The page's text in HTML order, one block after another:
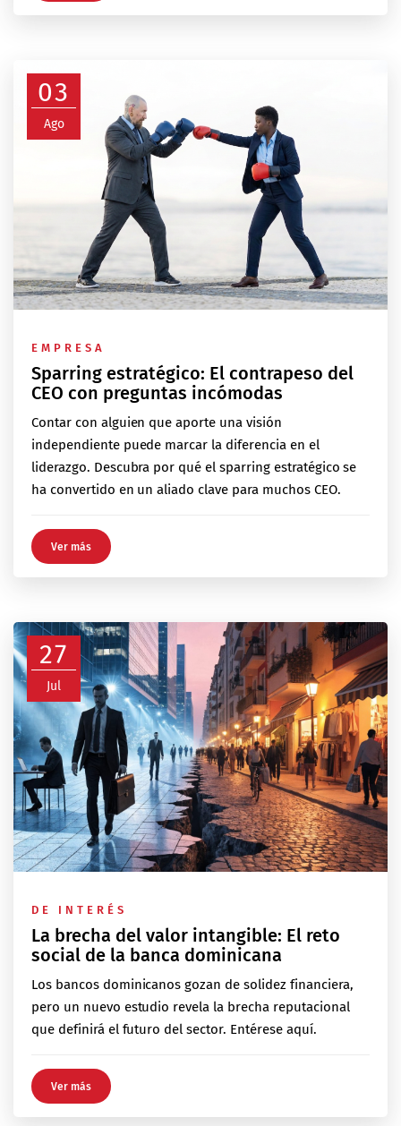
03
Ago
EMPRESA
Sparring estratégico: El contrapeso del
CEO con preguntas incómodas
Contar con alguien que aporte una visión
independiente puede marcar la diferencia en el
liderazgo. Descubra por qué el sparring estratégico se
ha convertido en un aliado clave para muchos CEO.
Ver más
27
Jul
DE INTERÉS
La brecha del valor intangible: El reto
social de la banca dominicana
Los bancos dominicanos gozan de solidez financiera,
pero un nuevo estudio revela la brecha reputacional
que definirá el futuro del sector. Entérese aquí.
Ver más